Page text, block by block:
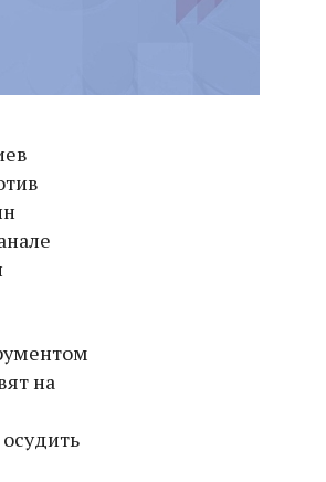
на
Якушев передал бойцам